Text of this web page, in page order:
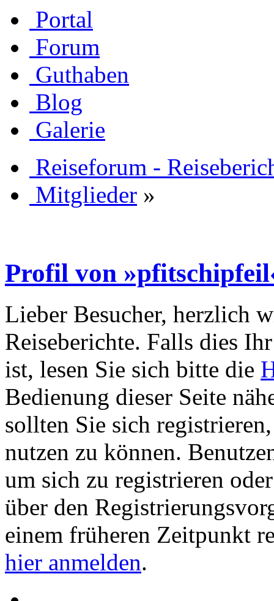
Portal
Forum
Guthaben
Blog
Galerie
Reiseforum -
Mitglieder »
Profil von
Lieber Besucher, herzlich
Reiseberichte. Falls dies
ist, lesen Sie sich bitte die
Bedienung dieser Seite
sollten Sie sich
nutzen zu können.
um sich zu registrieren
über den
einem früheren Zeitpunkt
hier anmelden.